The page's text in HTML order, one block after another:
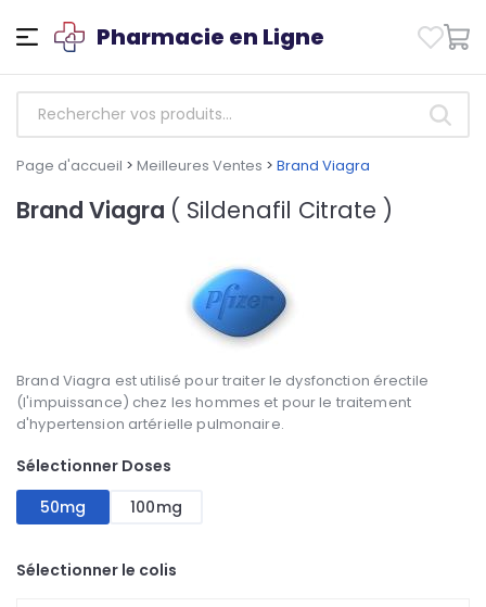
Pharmacie en Ligne
Page d'accueil > Meilleures Ventes > Brand Viagra
Brand Viagra ( Sildenafil Citrate )
Brand Viagra est utilisé pour traiter le dysfonction érectile
(l'impuissance) chez les hommes et pour le traitement
d'hypertension artérielle pulmonaire.
Sélectionner Doses
50mg
100mg
Sélectionner le colis